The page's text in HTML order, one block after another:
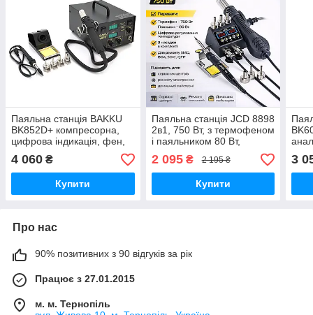
Паяльна станція BAKKU
BK852D+ компресорна,
цифрова індикація, фен,
паяльник (325*275*202)
4,46 кг
4 060 ₴
Купити
Паяльна станція JCD 8898
2в1, 750 Вт, з термофеном
і паяльником 80 Вт,
цифрове регулювання
температури, 3 насадки
2 095₴ 2 195 ₴
Купити
2.73
3
Про нас
90% позитивних з 90 відгуків за рік
Працює з 27.01.2015
м. м. Тернопіль